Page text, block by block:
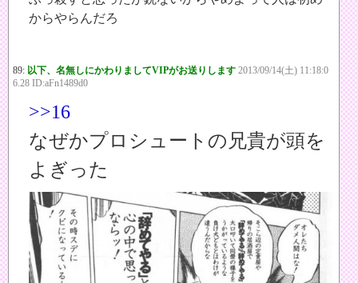
からやらんだろ
89: 以下、名無しにかわりましてVIPがお送りします 2013/09/14(土) 11:18:0
6.28 ID:aFn1489d0
>>16
なぜかプロシュートの兄貴が頭を
よぎった